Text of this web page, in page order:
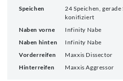
Speichen
24 Speichen,
konifiziert
Naben vorne
Infinity Nabe
Naben hinten
Infinity Nabe
Vorderreifen
Maxxis Dissector
Hinterreifen
Maxxis Aggressor